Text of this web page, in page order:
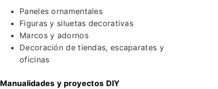
Paneles ornamentales
Figuras y siluetas decorativas
Marcos y adornos
Decoración de tiendas, escaparates y
oficinas
Manualidades y proyectos DIY